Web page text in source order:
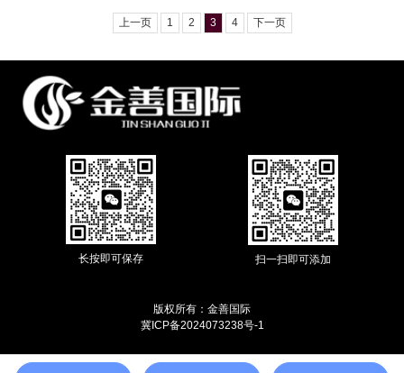
上一页 1 2 3 4 下一页
长按即可保存 扫一扫即可添加
版权所有：金善国际
冀ICP备2024073238号-1